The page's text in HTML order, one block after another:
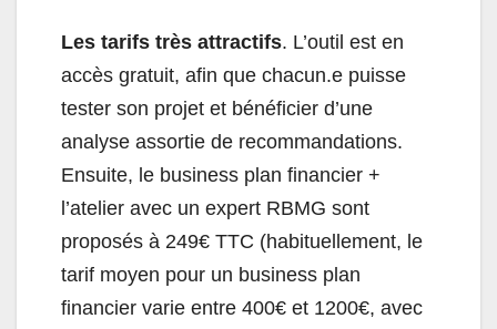
Les tarifs très attractifs. L’outil est en
accès gratuit, afin que chacun.e puisse
tester son projet et bénéficier d’une
analyse assortie de recommandations.
Ensuite, le business plan financier +
l’atelier avec un expert RBMG sont
proposés à 249€ TTC (habituellement, le
tarif moyen pour un business plan
financier varie entre 400€ et 1200€, avec